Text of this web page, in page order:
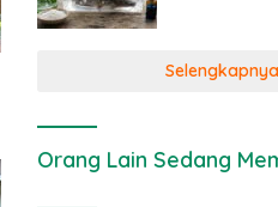
Selengkapnya
Orang Lain Sedang